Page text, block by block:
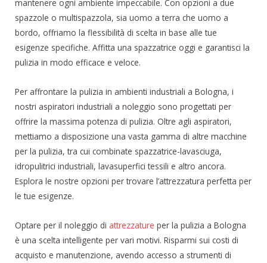
mantenere ogni ambiente impeccabile. Con opzioni a due
spazzole o multispazzola, sia uomo a terra che uomo a
bordo, offriamo la flessibilità di scelta in base alle tue
esigenze specifiche. Affitta una spazzatrice oggi e garantisci la
pulizia in modo efficace e veloce.
Per affrontare la pulizia in ambienti industriali a Bologna, i
nostri aspiratori industriali a noleggio sono progettati per
offrire la massima potenza di pulizia. Oltre agli aspiratori,
mettiamo a disposizione una vasta gamma di altre macchine
per la pulizia, tra cui combinate spazzatrice-lavasciuga,
idropulitrici industriali, lavasuperfici tessili e altro ancora.
Esplora le nostre opzioni per trovare l’attrezzatura perfetta per
le tue esigenze.
Optare per il noleggio di attrezzature per la pulizia a Bologna
è una scelta intelligente per vari motivi. Risparmi sui costi di
acquisto e manutenzione, avendo accesso a strumenti di